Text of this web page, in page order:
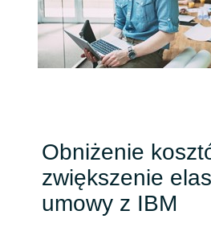
Middle
Oman
Philippines
Obniżenie
zwiększenie
umowy z IBM